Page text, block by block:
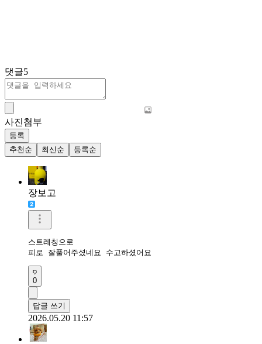
댓글5
사진첨부
등록
추천순
최신순 등록순
장보고
스트레칭으로
피로 잘풀어주셨네요 수고하셨어요
0
답글 쓰기
2026.05.20 11:57